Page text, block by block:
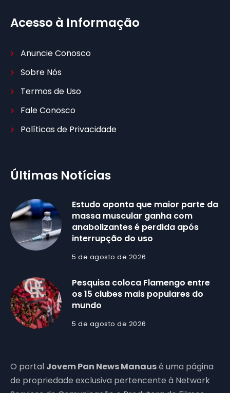
Acesso à Informação
Anuncie Conosco
Sobre Nós
Termos de Uso
Fale Conosco
Políticas de Privacidade
Últimas Notícias
Estudo aponta que maior parte da
massa muscular ganha com
anabolizantes é perdida após
interrupção do uso
5 de agosto de 2026
Pesquisa coloca Flamengo entre
os 15 clubes mais populares do
mundo
5 de agosto de 2026
O portal Jovem Pan News Manausé uma página
de propriedade exclusiva pertencente à Network